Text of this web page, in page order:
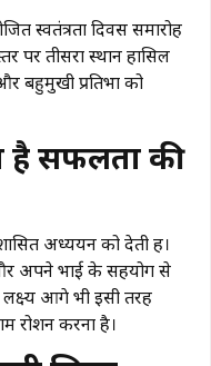
स्वतंत्रता दिवस समारोह
पर तीसरा स्थान हासिल
बहुमुखी प्रतिभा को
सफलता की
अध्ययन को देती हैं।
और अपने भाई के सहयोग से
आगे भी इसी तरह
रोशन करना है।